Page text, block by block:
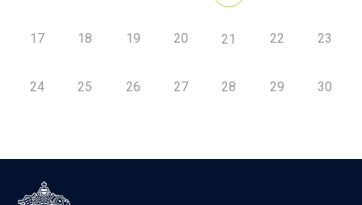
17 18 19 20 21 22 23
24 25 26 27 28 29 30